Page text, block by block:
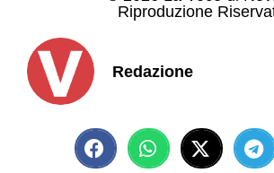
Riproduzione
Redazione